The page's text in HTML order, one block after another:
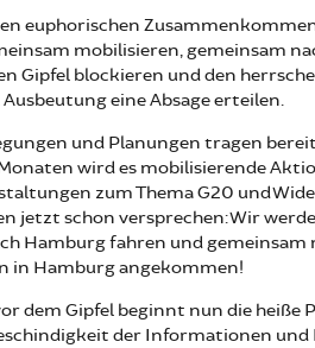
euphorischen
mobilisieren, gemeinsam
Gipfel blockieren und den
eine Absage erteilen.
und Planungen tragen
wird es mobilisierende
zum Thema G20 und
jetzt schon versprechen: Wir
Hamburg fahren und gemeinsam
in Hamburg angekommen!
dem Gipfel beginnt nun die heiße
der Informationen